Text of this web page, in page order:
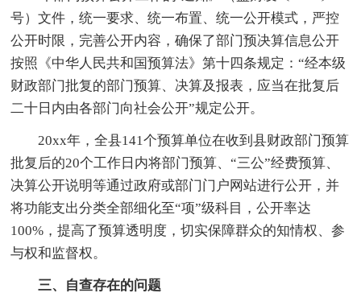
号）文件，统一要求、统一布置、统一公开模式，严控
公开时限，完善公开内容，确保了部门预决算信息公开
按照《中华人民共和国预算法》第十四条规定：“经本级
财政部门批复的部门预算、决算及报表，应当在批复后
二十日内由各部门向社会公开”规定公开。
20xx年，全县141个预算单位在收到县财政部门预算
批复后的20个工作日内将部门预算、“三公”经费预算、
决算公开说明等通过政府或部门门户网站进行公开，并
将功能支出分类全部细化至“项”级科目，公开率达
100%，提高了预算透明度，切实保障群众的知情权、参
与权和监督权。
三、自查存在的问题